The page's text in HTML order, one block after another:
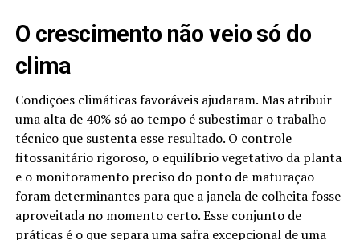
O crescimento não veio só do
clima
Condições climáticas favoráveis ajudaram. Mas atribuir
uma alta de 40% só ao tempo é subestimar o trabalho
técnico que sustenta esse resultado. O controle
fitossanitário rigoroso, o equilíbrio vegetativo da planta
e o monitoramento preciso do ponto de maturação
foram determinantes para que a janela de colheita fosse
aproveitada no momento certo. Esse conjunto de
práticas é o que separa uma safra excepcional de uma